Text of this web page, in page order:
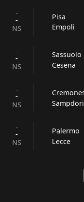
-
-
NS
Pisa
Empoli
-
-
NS
Sassuolo
Cesena
-
-
NS
-
-
NS
Palermo
Lecce